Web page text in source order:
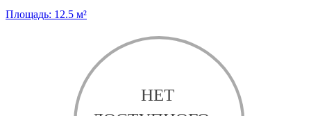
Площадь: 12.5 м²